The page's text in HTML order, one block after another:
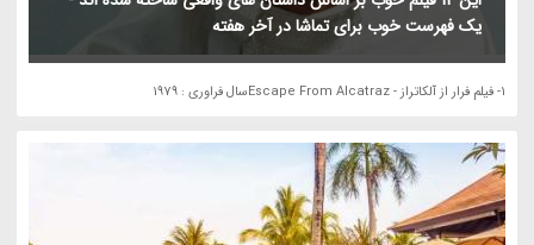
یک فهرست خوب برای تماشا در آخر هفته
1- فیلم فرار از آلکاتراز - Escape From Alcatrazسال فراوری : 1979